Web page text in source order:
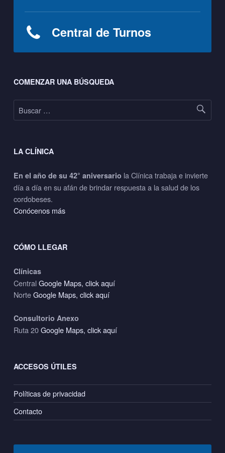
Central de Turnos
COMENZAR UNA BÚSQUEDA
Buscar:
LA CLÍNICA
En el año de su 42° aniversario la Clínica trabaja e invierte
día a día en su afán de brindar respuesta a la salud de los
cordobeses.
Conócenos más
CÓMO LLEGAR
Clínicas
CentralGoogle Maps, click aquí
NorteGoogle Maps, click aquí
Consultorio Anexo
Ruta 20Google Maps, click aquí
ACCESOS ÚTILES
Políticas de privacidad
Contacto